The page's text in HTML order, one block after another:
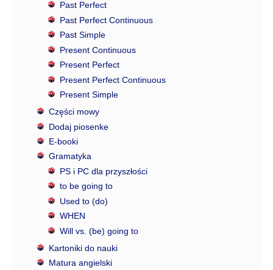
Past Perfect
Past Perfect Continuous
Past Simple
Present Continuous
Present Perfect
Present Perfect Continuous
Present Simple
Części mowy
Dodaj piosenke
E-booki
Gramatyka
PS i PC dla przyszłości
to be going to
Used to (do)
WHEN
Will vs. (be) going to
Kartoniki do nauki
Matura angielski